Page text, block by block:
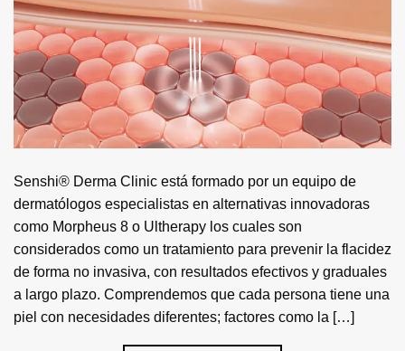
Senshi® Derma Clinic está formado por un equipo de
dermatólogos especialistas en alternativas innovadoras
como Morpheus 8 o Ultherapy los cuales son
considerados como un tratamiento para prevenir la flacidez
de forma no invasiva, con resultados efectivos y graduales
a largo plazo. Comprendemos que cada persona tiene una
piel con necesidades diferentes; factores como la […]